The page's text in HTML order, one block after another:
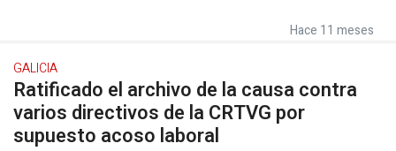
Hace 11 meses
GALICIA
Ratificado el archivo de la causa contra
varios directivos de la CRTVG por
supuesto acoso laboral